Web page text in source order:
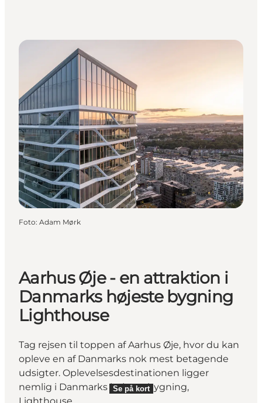
Foto: Adam Mørk
Aarhus Øje - en attraktion i
Danmarks højeste bygning
Lighthouse
Tag rejsen til toppen af Aarhus Øje, hvor du kan
opleve en af Danmarks nok mest betagende
udsigter. Oplevelsesdestinationen ligger
nemlig i Danmarks højeste bygning,
Se på kort